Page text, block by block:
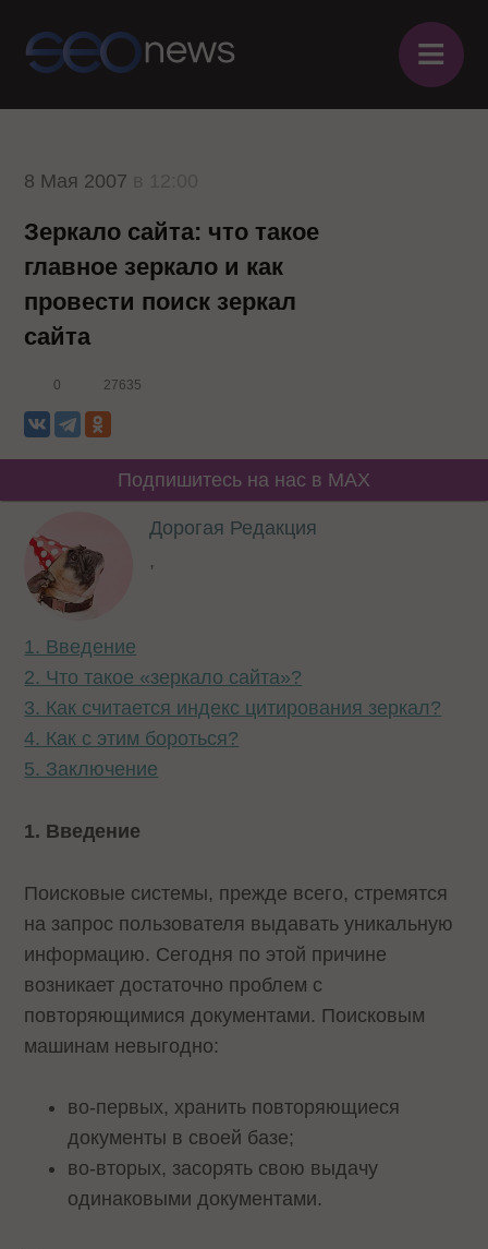
≡
8 Мая 2007
Зеркало сайта: что такое
главное зеркало и как
провести поиск зеркал
сайта
0 27635
Подпишитесь на нас в MAX
Дорогая Редакция
,
1. Введение
2. Что такое «зеркало сайта»?
3. Как считается индекс цитирования зеркал?
4. Как с этим бороться?
5. Заключение
1. Введение
Поисковые системы, прежде всего, стремятся
на запрос пользователя выдавать уникальную
информацию. Сегодня по этой причине
возникает достаточно проблем с
повторяющимися документами. Поисковым
машинам невыгодно:
во-первых, хранить повторяющиеся
документы в своей базе;
во-вторых, засорять свою выдачу
одинаковыми документами.